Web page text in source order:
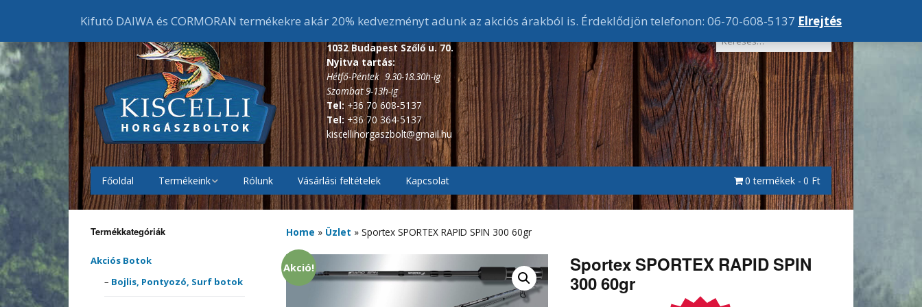
1032 Budapest Szőlő u. 70.
Nyitva tartás:
Hétfő-Péntek 9.30-18.30h-ig
Szombat 9-13h-ig
Tel:+36 70 608-5137
Tel: +36 70 364-5137
kiscellihorgaszbolt@gmail.hu
Főoldal Termékeink
Akciós Botok
Bojlis, Pontyozó, Surf
2.7m és 3 m-s bojlis
3,6 m-s bojlis botok
Feeder, Picker botok 3,6 m alatti feeder botok
orsók
Akciós Ruházat
Cipők, Bakancsok,
Rólunk Vásárlási feltételek Kapcsolat 0 termékek 0 Ft
Termékkategóriák
Akciós Botok
Bojlis, Pontyozó, Surf botok
Home » Üzlet »Sportex SPORTEX RAPID SPIN 300 60gr
Akció!
Sportex SPORTEX RAPID SPIN
300 60gr
Kifutó DAIWA és CORMORAN termékekre akár 20% kedvezményt adunk az akciós árakból is. Érdeklődjön telefonon: 06-70-608-5137 Elrejtés